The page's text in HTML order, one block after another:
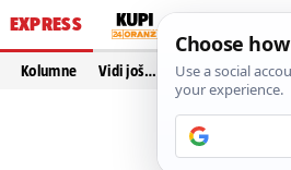
EXPRESS
Kolumne Vidi još…